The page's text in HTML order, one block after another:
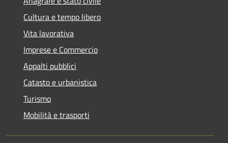
Cultura e tempo libero
Vita lavorativa
Imprese e Commercio
Appalti pubblici
Catasto e urbanistica
Turismo
Mobilità e trasporti